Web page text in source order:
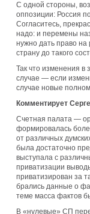
С одной стороны,
оппозиции: Россия
Согласитесь,
надо: и перемены
нужно дать право на
страну до такого
Так что изменения в
случае — если
случае новые
Комментирует
Счетная палата —
формировалась
от различных
была достаточно
выступала с
приватизации
приватизирован за
брались данные о
теме масса фактов
В «нулевые» СП